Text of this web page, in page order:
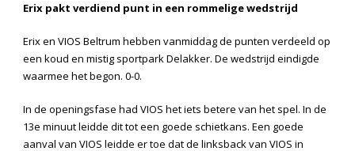
Erix pakt verdiend punt in een rommelige wedstrijd
Erix en VIOS Beltrum hebben vanmiddag de punten verdeeld op
een koud en mistig sportpark Delakker. De wedstrijd eindigde
waarmee het begon. 0-0.
In de openingsfase had VIOS het iets betere van het spel. In de
13e minuut leidde dit tot een goede schietkans. Een goede
aanval van VIOS leidde er toe dat de linksback van VIOS in